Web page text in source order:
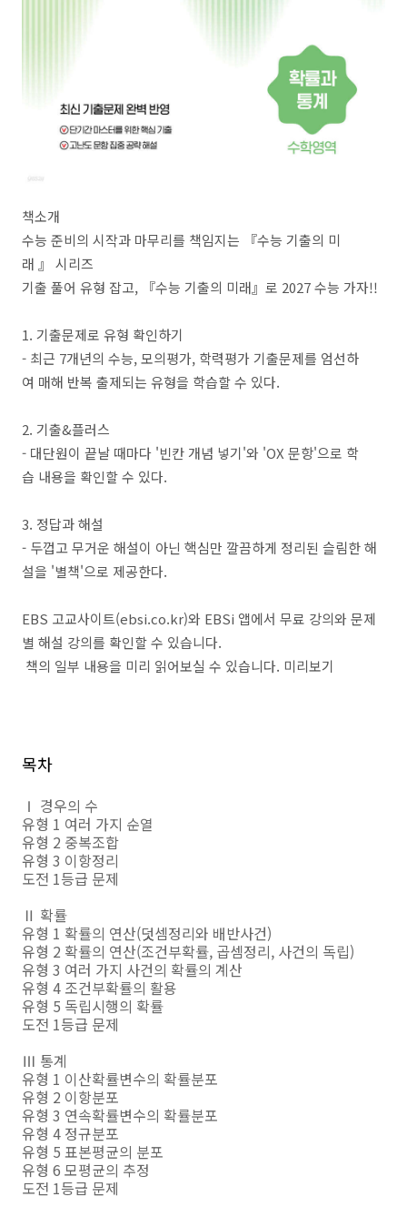
책소개
수능 준비의 시작과 마무리를 책임지는 『수능 기출의 미
래 』 시리즈
기출 풀어 유형 잡고, 『수능 기출의 미래』로 2027 수능 가자!!
1. 기출문제로 유형 확인하기
- 최근 7개년의 수능, 모의평가, 학력평가 기출문제를 엄선하
여 매해 반복 출제되는 유형을 학습할 수 있다.
2. 기출&플러스
- 대단원이 끝날 때마다 '빈칸 개념 넣기'와 'OX 문항'으로 학
습 내용을 확인할 수 있다.
3. 정답과 해설
- 두껍고 무거운 해설이 아닌 핵심만 깔끔하게 정리된 슬림한 해
설을 '별책'으로 제공한다.
EBS 고교사이트(ebsi.co.kr)와 EBSi 앱에서 무료 강의와 문제
별 해설 강의를 확인할 수 있습니다.
책의 일부 내용을 미리 읽어보실 수 있습니다. 미리보기
목차
Ⅰ 경우의 수
유형 1 여러 가지 순열
유형 2 중복조합
유형 3 이항정리
도전 1등급 문제
Ⅱ 확률
유형 1 확률의 연산(덧셈정리와 배반사건)
유형 2 확률의 연산(조건부확률, 곱셈정리, 사건의 독립)
유형 3 여러 가지 사건의 확률의 계산
유형 4 조건부확률의 활용
유형 5 독립시행의 확률
도전 1등급 문제
Ⅲ 통계
유형 1 이산확률변수의 확률분포
유형 2 이항분포
유형 3 연속확률변수의 확률분포
유형 4 정규분포
유형 5 표본평균의 분포
유형 6 모평균의 추정
도전 1등급 문제